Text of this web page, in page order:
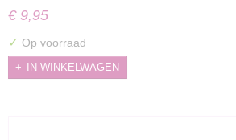
€ 9,95
✓ Op voorraad
IN WINKELWAGEN